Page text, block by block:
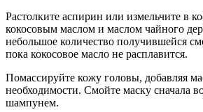
Растолките аспирин или измельчите в
кокосовым маслом и маслом чайного
небольшое количество получившейся
пока кокосовое масло не расплавится.
Помассируйте кожу головы, добавляя
необходимости. Смойте маску сначала
шампунем.